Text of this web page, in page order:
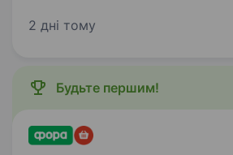
піци. Навчаємо з нуля, щоб
2 дні тому
Будьте першим!